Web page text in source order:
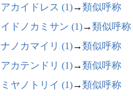
アカイドレス (1)→類似呼称
イドノカミサン (1)→類似呼称
ナノカマイリ (1)→類似呼称
アカテンドリ (1)→類似呼称
ミヤノトリイ (1)→類似呼称